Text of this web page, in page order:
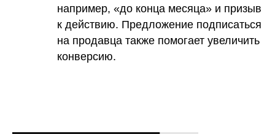
например, «до конца месяца» и призыв
к действию. Предложение подписаться
на продавца также помогает увеличить
конверсию.